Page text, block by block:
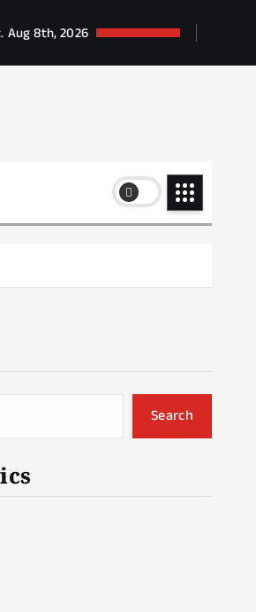
Aug 8th, 2026
Search